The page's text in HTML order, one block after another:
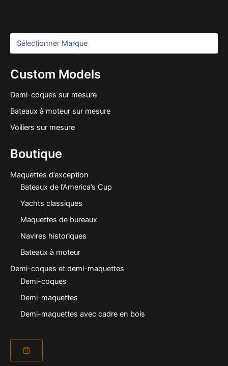
Custom Models
Demi-coques sur mesure
Bateaux à moteur sur mesure
Voiliers sur mesure
Boutique
Maquettes d’exception
Bateaux de l’America’s Cup
Yachts classiques
Maquettes de bureaux
Navires historiques
Bateaux à moteur
Demi-coques et demi-maquettes
Demi-coques
Demi-maquettes
Demi-maquettes avec cadre en bois